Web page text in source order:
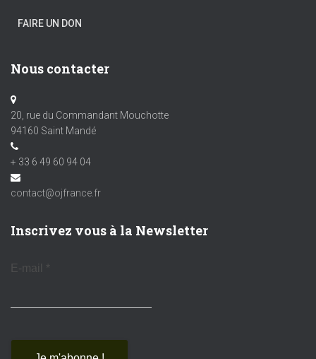
FAIRE UN DON
Nous contacter
20, rue du Commandant Mouchotte
94160 Saint Mandé
+ 33 6 49 60 94 04
contact@ojfrance.fr
Inscrivez vous à la Newsletter
E-mail *